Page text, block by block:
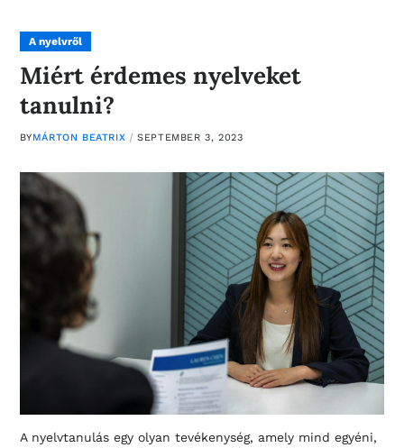
A nyelvről
Miért érdemes nyelveket
tanulni?
BYMÁRTON BEATRIX SEPTEMBER 3, 2023
A nyelvtanulás egy olyan tevékenység, amely mind egyéni,